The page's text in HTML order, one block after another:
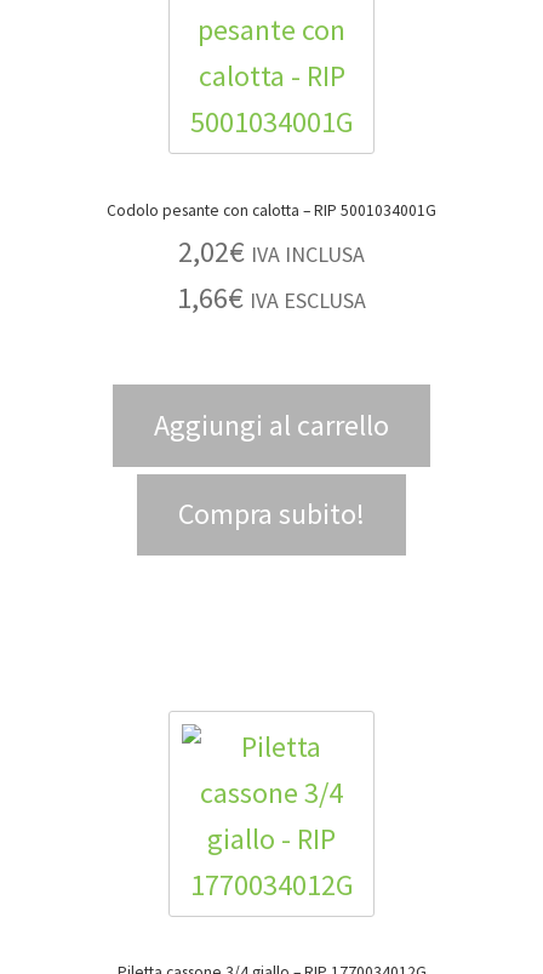
Codolo pesante con calotta – RIP 5001034001G
2,02€ IVA INCLUSA
1,66€ IVA ESCLUSA
Aggiungi al carrello
Compra subito!